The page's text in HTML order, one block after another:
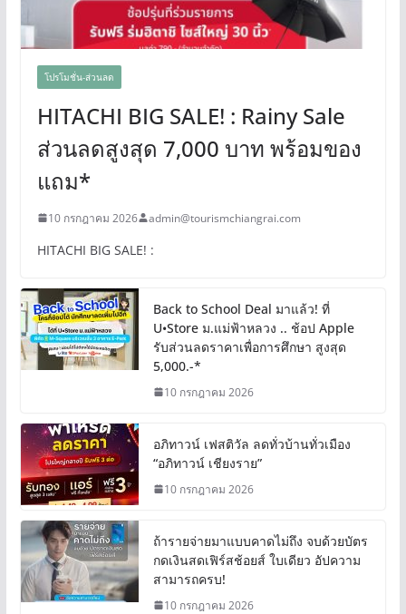
โปรโมชั่น-ส่วนลด
HITACHI BIG SALE! : Rainy Sale
ส่วนลดสูงสุด 7,000 บาท พร้อมของ
แถม*
10 กรกฎาคม 2026 admin@tourismchiangrai.com
HITACHI BIG SALE! :
Back to School Deal มาแล้ว! ที่
U•Store ม.แม่ฟ้าหลวง .. ช้อป Apple
รับส่วนลดราคาเพื่อการศึกษา สูงสุด
5,000.-*
10 กรกฎาคม 2026
อภิทาวน์ เฟสติวัล ลดทั่วบ้านทั่วเมือง
“อภิทาวน์ เชียงราย”
10 กรกฎาคม 2026
ถ้ารายจ่ายมาแบบคาดไม่ถึง จบด้วยบัตร
กดเงินสดเฟิร์สช้อยส์ ใบเดียว อัปความ
สามารถครบ!
10 กรกฎาคม 2026